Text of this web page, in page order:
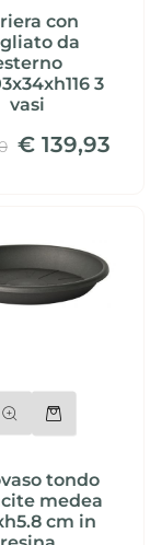
con
da
3
vasi
€ 139,93
tondo
medea
cm in